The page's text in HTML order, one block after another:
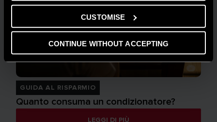
CUSTOMISE
CONTINUE WITHOUT ACCEPTING
GUIDA AL RISPARMIO
Quanto consuma un condizionatore?
LEGGI DI PIÙ